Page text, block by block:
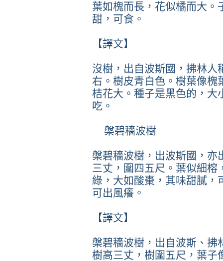
葉如槐而長，花似橘而大。
甜，可食。
【譯文】
沒樹，出自波斯國，拂林人
右。樹皮青白色。樹葉像槐
桔花大。種子是黑色的，大
吃。
槃碧穡波樹
槃碧穡波樹，出波斯國，亦
三丈，圍四五尺。葉似細榕
綠，大如酸棗，其味甜膩，
可出風癢。
【譯文】
槃碧穡波樹，出自波斯、拂
樹高三丈，樹圍五尺，葉子